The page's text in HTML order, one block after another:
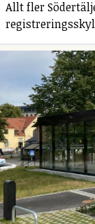
Allt fler